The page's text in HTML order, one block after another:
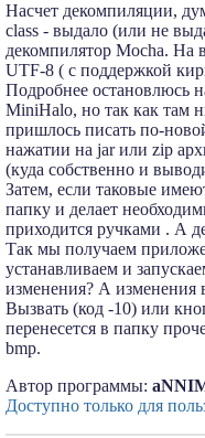
Насчет декомпиляции,
class - выдало (или не
декомпилятор Mocha. На
UTF-8 ( с поддержкой
Подробнее остановлюсь
MiniHalo, но так как там
пришлось писать по-
нажатии на jar или zip
(куда собственно и
Затем, если таковые
папку и делает
приходится ручками . А
Так мы получаем
устанавливаем и
изменения? А
Вызвать (код -10) или
перенесется в папку
bmp.
Aвтор программы:
Доступно только для